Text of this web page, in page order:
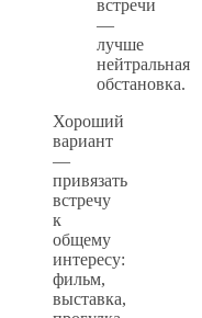
встречи
—
лучше
нейтральная
обстановка.
Хороший
вариант
—
привязать
встречу
к
общему
интересу:
фильм,
выставка,